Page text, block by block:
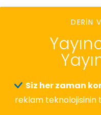
DERİN
Siz her zaman
reklam teknolojisinin